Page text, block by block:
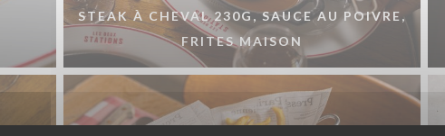
STEAK À CHEVAL 230G, SAUCE AU POIVRE,
FRITES MAISON